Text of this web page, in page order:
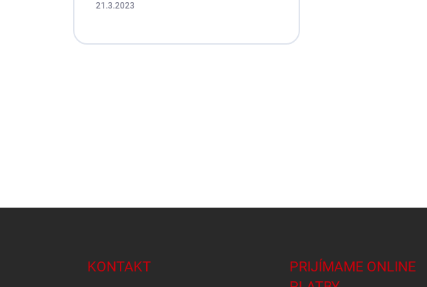
21.3.2023
KONTAKT
PRIJÍMAME ONLINE